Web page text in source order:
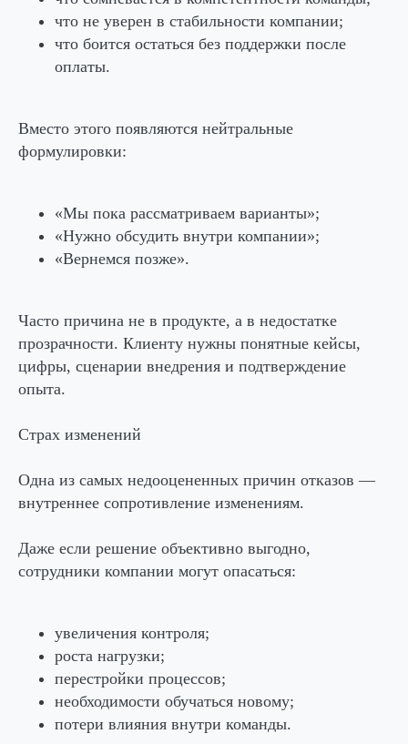
что не уверен в стабильности компании;
что боится остаться без поддержки после
оплаты.
Вместо этого появляются нейтральные
формулировки:
«Мы пока рассматриваем варианты»;
«Нужно обсудить внутри компании»;
«Вернемся позже».
Часто причина не в продукте, а в недостатке
прозрачности. Клиенту нужны понятные кейсы,
цифры, сценарии внедрения и подтверждение
опыта.
Страх изменений
Одна из самых недооцененных причин отказов —
внутреннее сопротивление изменениям.
Даже если решение объективно выгодно,
сотрудники компании могут опасаться:
увеличения контроля;
роста нагрузки;
перестройки процессов;
необходимости обучаться новому;
потери влияния внутри команды.